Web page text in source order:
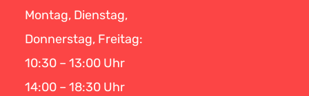
Montag, Dienstag,
Donnerstag, Freitag:
10:30 – 13:00 Uhr
14:00 – 18:30 Uhr